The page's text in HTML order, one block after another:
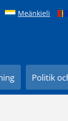
Meänkieli
Politik